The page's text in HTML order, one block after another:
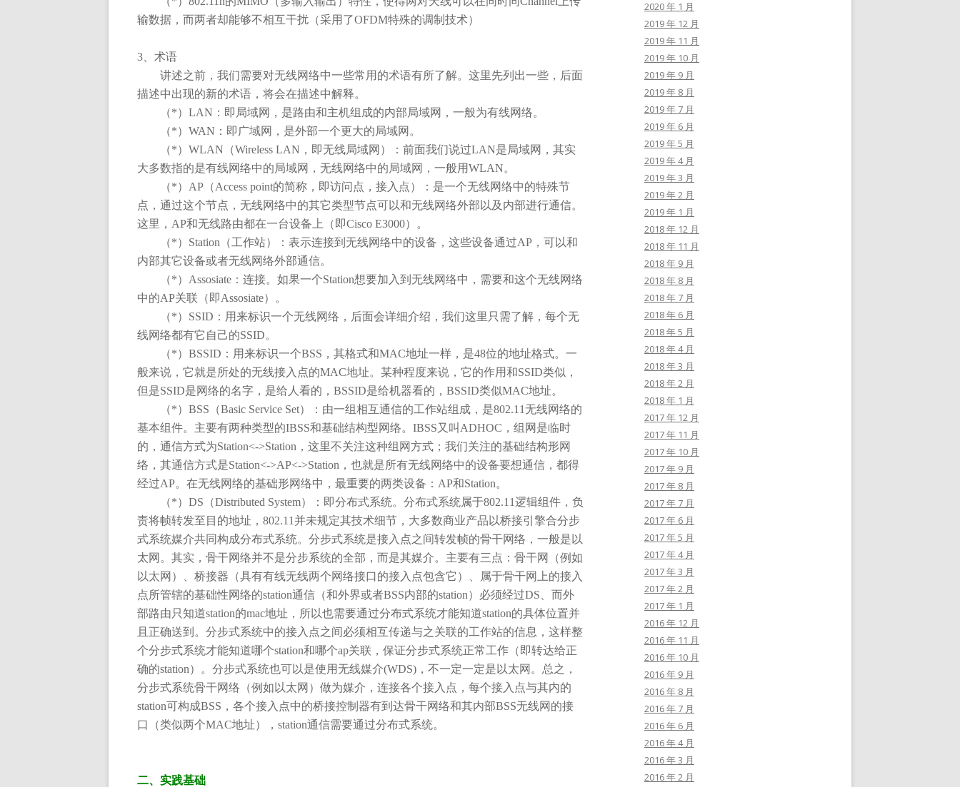
输数据，而两者却能够不相互干扰（采用了OFDM特殊的调制技术）
3 、术语
讲述之前，我们需要对无线网络中一些常用的术语有所了解。这里先列出一些，后面
描述中出现的新的术语，将会在描述中解释。
（*） LAN ：即局域网，是路由和主机组成的内部局域网，一般为有线网络。
（*） WAN ：即广域网，是外部一个更大的局域网。
（*） WLAN （Wireless LAN ，即无线局域网）：前面我们说过LAN是局域网，其实
大多数指的是有线网络中的局域网，无线网络中的局域网，一般用WLAN。
（*） AP （Access point的简称，即访问点，接入点）：是一个无线网络中的特殊节
点，通过这个节点，无线网络中的其它类型节点可以和无线网络外部以及内部进行通信。
这里， AP和无线路由都在一台设备上（即Cisco E3000）。
（*） Station （工作站）：表示连接到无线网络中的设备，这些设备通过AP ，可以和
内部其它设备或者无线网络外部通信。
（*） Assosiate ：连接。如果一个Station想要加入到无线网络中，需要和这个无线网络
中的AP关联（即Assosiate）。
（*） SSID ：用来标识一个无线网络，后面会详细介绍，我们这里只需了解，每个无
线网络都有它自己的SSID。
（*） BSSID ：用来标识一个BSS ，其格式和MAC地址一样，是48位的地址格式。一
般来说，它就是所处的无线接入点的MAC地址。某种程度来说，它的作用和SSID类似，
但是SSID是网络的名字，是给人看的， BSSID是给机器看的， BSSID类似MAC地址。
（*） BSS （Basic Service Set）：由一组相互通信的工作站组成，是802.11 无线网络的
基本组件。主要有两种类型的IBSS和基础结构型网络。 IBSS又叫 ADHOC ，组网是临时
的，通信方式为Station<->Station ，这里不关注这种组网方式；我们关注的基础结构形网
络，其通信方式是Station<->AP<->Station ，也就是所有无线网络中的设备要想通信，都得
经过AP。在无线网络的基础形网络中，最重要的两类设备： AP和Station。
（*） DS （Distributed System）：即分布式系统。分布式系统属于802.11逻辑组件，负
责将帧转发至目的地址， 802.11 并未规定其技术细节，大多数商业产品以桥接引擎合分步
式系统媒介共同构成分布式系统。分步式系统是接入点之间转发帧的骨干网络，一般是以
太网。其实，骨干网络并不是分步系统的全部，而是其媒介。主要有三点：骨干网（例如
以太网）、桥接器（具有有线无线两个网络接口的接入点包含它）、属于骨干网上的接入
点所管辖的基础性网络的station通信（和外界或者BSS内部的station）必须经过DS 、而外
部路由只知道station的mac地址，所以也需要通过分布式系统才能知道station的具体位置并
且正确送到。分步式系统中的接入点之间必须相互传递与之关联的工作站的信息，这样整
个分步式系统才能知道哪个station和哪个ap关联，保证分步式系统正常工作（即转达给正
确的station）。分步式系统也可以是使用无线媒介(WDS) ，不一定一定是以太网。总之，
分步式系统骨干网络（例如以太网）做为媒介，连接各个接入点，每个接入点与其内的
station可构成BSS ，各个接入点中的桥接控制器有到达骨干网络和其内部BSS无线网的接
口（类似两个MAC地址）， station通信需要通过分布式系统。
二、实践基础
2020 年 1 月
2019 年 12 月
2019 年 11 月
2019 年 10 月
2019 年 9 月
2019 年 8 月
2019 年 7 月
2019 年 6 月
2019 年 5 月
2019 年 4 月
2019 年 3 月
2019 年 2 月
2019 年 1 月
2018 年 12 月
2018 年 11 月
2018 年 9 月
2018 年 8 月
2018 年 7 月
2018 年 6 月
2018 年 5 月
2018 年 4 月
2018 年 3 月
2018 年 2 月
2018 年 1 月
2017 年 12 月
2017 年 11 月
2017 年 10 月
2017 年 9 月
2017 年 8 月
2017 年 7 月
2017 年 6 月
2017 年 5 月
2017 年 4 月
2017 年 3 月
2017 年 2 月
2017 年 1 月
2016 年 12 月
2016 年 11 月
2016 年 10 月
2016 年 9 月
2016 年 8 月
2016 年 7 月
2016 年 6 月
2016 年 4 月
2016 年 3 月
2016 年 2 月